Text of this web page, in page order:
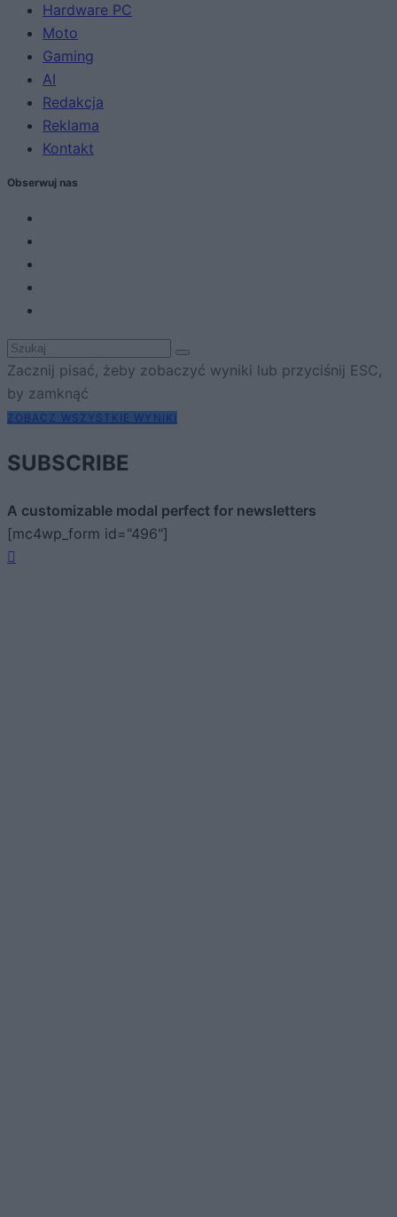
Hardware PC
Moto
Gaming
AI
Redakcja
Reklama
Kontakt
Obserwuj nas
Zacznij pisać, żeby zobaczyć wyniki lub przyciśnij ESC,
by zamknąć
ZOBACZ WSZYSTKIE WYNIKI
SUBSCRIBE
A customizable modal perfect for newsletters
[mc4wp_form id="496"]